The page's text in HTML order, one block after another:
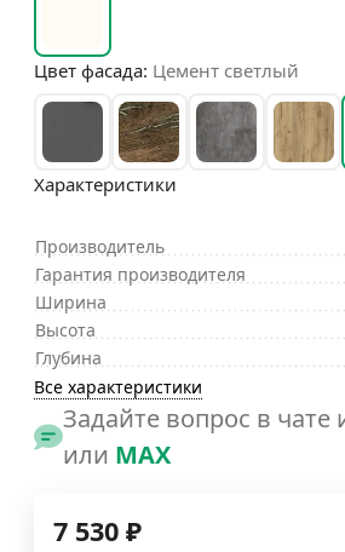
Цвет фасада: Цемент светлый
Характеристики
Производитель
Гарантия производителя
Ширина
Высота
Глубина
Все характеристики
Задайте вопрос в чате
или MAX
7 530 ₽